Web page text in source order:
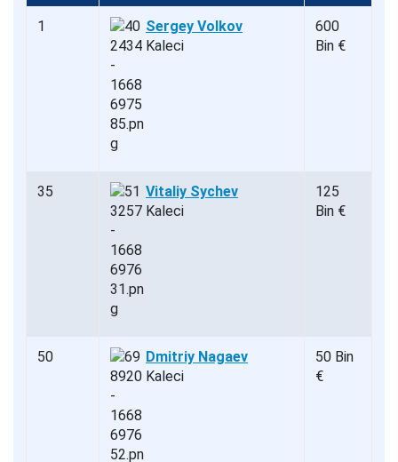
1
Sergey Volkov
Kaleci
600
Bin €
35
Vitaliy Sychev
Kaleci
125
Bin €
50
Dmitriy Nagaev
Kaleci
50 Bin
€